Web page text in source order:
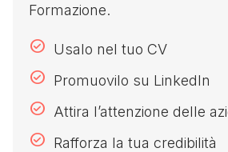
Formazione.
Usalo nel tuo CV
Promuovilo su LinkedIn
Attira l’attenzione delle
Rafforza la tua credibilità